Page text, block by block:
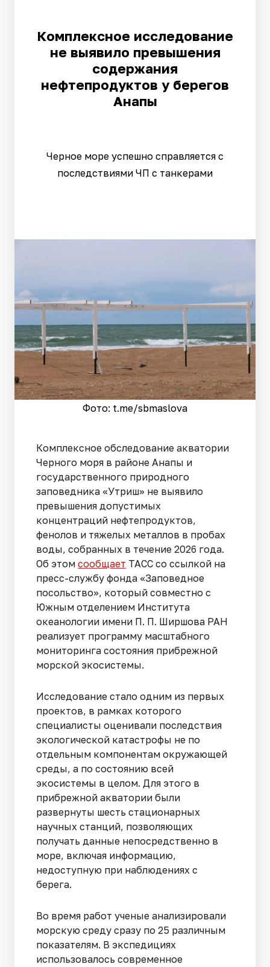
Комплексное исследование
не выявило превышения
содержания
нефтепродуктов у берегов
Анапы
Черное море успешно справляется с
последствиями ЧП с танкерами
Фото: t.me/sbmaslova
Комплексное обследование акватории
Черного моря в районе Анапы и
государственного природного
заповедника «Утриш» не выявило
превышения допустимых
концентраций нефтепродуктов,
фенолов и тяжелых металлов в пробах
воды, собранных в течение 2026 года.
Об этом сообщает ТАСС со ссылкой на
пресс-службу фонда «Заповедное
посольство», который совместно с
Южным отделением Института
океанологии имени П. П. Ширшова РАН
реализует программу масштабного
мониторинга состояния прибрежной
морской экосистемы.
Исследование стало одним из первых
проектов, в рамках которого
специалисты оценивали последствия
экологической катастрофы не по
отдельным компонентам окружающей
среды, а по состоянию всей
экосистемы в целом. Для этого в
прибрежной акватории были
развернуты шесть стационарных
научных станций, позволяющих
получать данные непосредственно в
море, включая информацию,
недоступную при наблюдениях с
берега.
Во время работ ученые анализировали
морскую среду сразу по 25 различным
показателям. В экспедициях
использовалось современное